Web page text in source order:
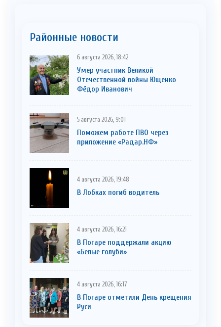
Районные новости
6 августа 2026, 18:42
Умер участник Великой
Отечественной войны Ющенко
Фёдор Иванович
5 августа 2026, 9:01
Поможем работе ПВО через
приложение «Радар.НФ»
4 августа 2026, 19:48
В Лобках погиб водитель
4 августа 2026, 16:21
В Погаре поддержали акцию
«Белые голуби»
4 августа 2026, 16:17
В Погаре отметили День крещения
Руси